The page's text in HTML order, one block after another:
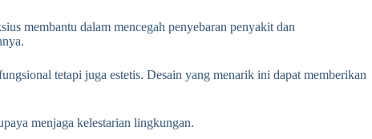
membantu dalam mencegah penyebaran penyakit dan
tetapi juga estetis. Desain yang menarik ini dapat memberikan
menjaga kelestarian lingkungan.